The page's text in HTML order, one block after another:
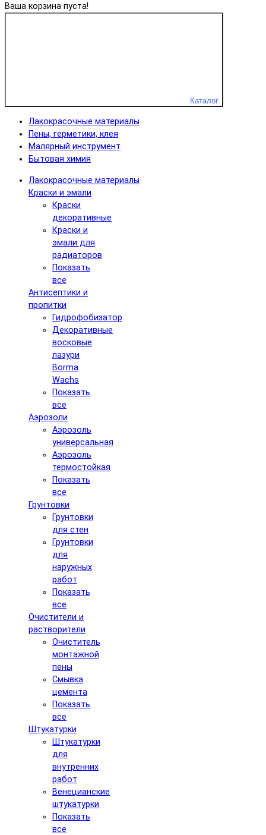
Ваша корзина пуста!
Каталог
Лакокрасочные материалы
Пены, герметики, клея
Малярный инструмент
Бытовая химия
Лакокрасочные материалы
Краски и эмали
Краски
декоративные
Краски и
эмали для
радиаторов
Показать
все
Антисептики и
пропитки
Гидрофобизатор
Декоративные
восковые
лазури
Borma
Wachs
Показать
все
Аэрозоли
Аэрозоль
универсальная
Аэрозоль
термостойкая
Показать
все
Грунтовки
Грунтовки
для стен
Грунтовки
для
наружных
работ
Показать
все
Очистители и
растворители
Очиститель
монтажной
пены
Смывка
цемента
Показать
все
Штукатурки
Штукатурки
для
внутренних
работ
Венецианские
штукатурки
Показать
все